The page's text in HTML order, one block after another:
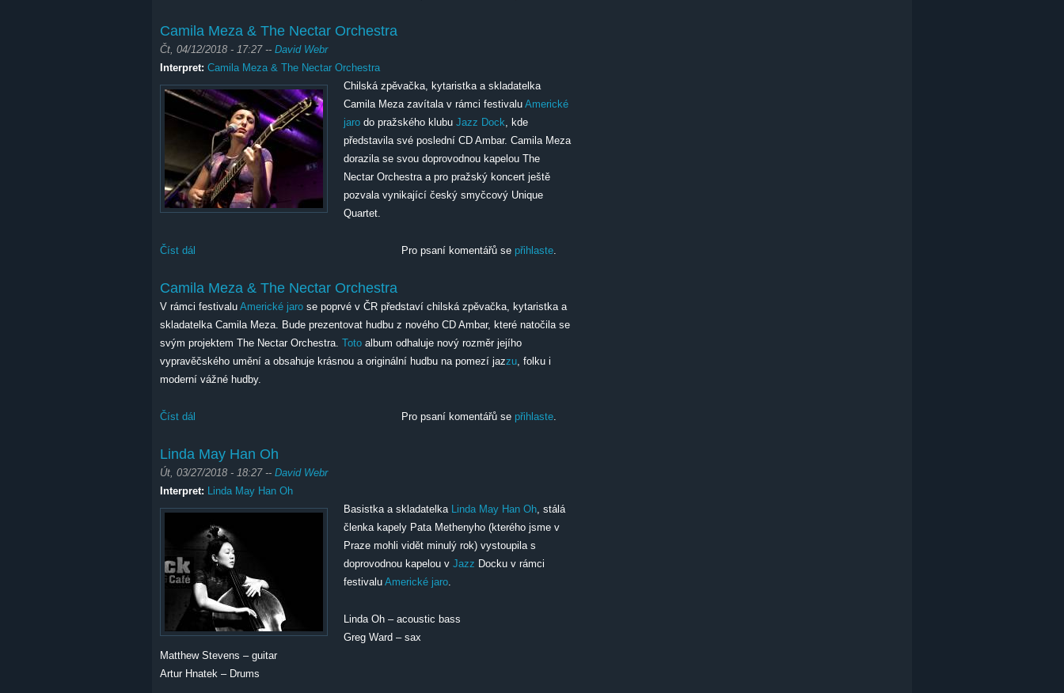
Camila Meza & The Nectar Orchestra
Čt, 04/12/2018 - 17:27-- David Webr
Interpret: Camila Meza & The Nectar Orchestra
Chilská zpěvačka, kytaristka a skladatelka
Camila Meza zavítala v rámci festivalu Americké
jaro do pražského klubu Jazz Dock, kde
představila své poslední CD Ambar. Camila Meza
dorazila se svou doprovodnou kapelou The
Nectar Orchestra a pro pražský koncert ještě
pozvala vynikající český smyčcový Unique
Quartet.
Číst dál Pro psaní komentářů se přihlaste.
Camila Meza & The Nectar Orchestra
V rámci festivalu Americké jaro se poprvé v ČR představí chilská zpěvačka, kytaristka a
skladatelka Camila Meza. Bude prezentovat hudbu z nového CD Ambar, které natočila se
svým projektem The Nectar Orchestra. Toto album odhaluje nový rozměr jejího
vypravěčského umění a obsahuje krásnou a originální hudbu na pomezí jazzu, folku i
moderní vážné hudby.
Číst dál Pro psaní komentářů se přihlaste.
Linda May Han Oh
Út, 03/27/2018 - 18:27-- David Webr
Interpret: Linda May Han Oh
Basistka a skladatelka Linda May Han Oh, stálá
členka kapely Pata Methenyho (kterého jsme v
Praze mohli vidět minulý rok) vystoupila s
doprovodnou kapelou v Jazz Docku v rámci
festivalu Americké jaro.
Linda Oh – acoustic bass
Greg Ward – sax
Matthew Stevens – guitar
Artur Hnatek – Drums